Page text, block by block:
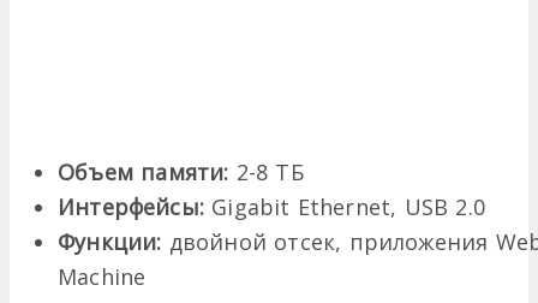
Объем памяти: 2-8 ТБ
Интерфейсы:Gigabit Ethernet, USB 2.0
Функции: двойной отсек, приложения
Machine